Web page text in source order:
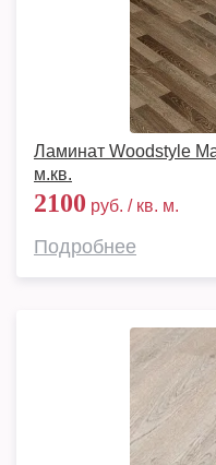
Ламинат Woodstyle
м.кв.
2100 руб. / кв. м.
Подробнее